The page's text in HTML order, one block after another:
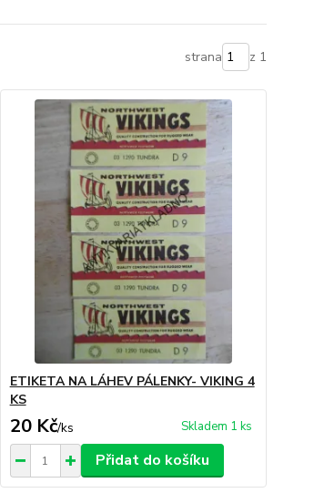
strana z 1
ETIKETA NA LÁHEV PÁLENKY- VIKING 4
KS
20 Kč/ks Skladem 1 ks
Přidat do košíku